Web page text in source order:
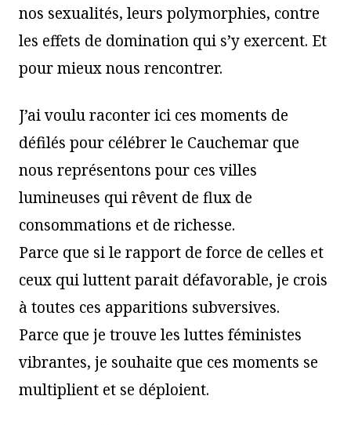
nos sexualités, leurs polymorphies, contre
les effets de domination qui s’y exercent. Et
pour mieux nous rencontrer.
J’ai voulu raconter ici ces moments de
défilés pour célébrer le Cauchemar que
nous représentons pour ces villes
lumineuses qui rêvent de flux de
consommations et de richesse.
Parce que si le rapport de force de celles et
ceux qui luttent parait défavorable, je crois
à toutes ces apparitions subversives.
Parce que je trouve les luttes féministes
vibrantes, je souhaite que ces moments se
multiplient et se déploient.